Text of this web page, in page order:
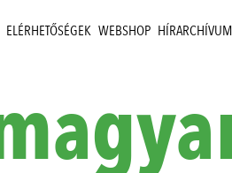
ELÉRHETŐSÉGEK WEBSHOP HÍRARCHÍVUM